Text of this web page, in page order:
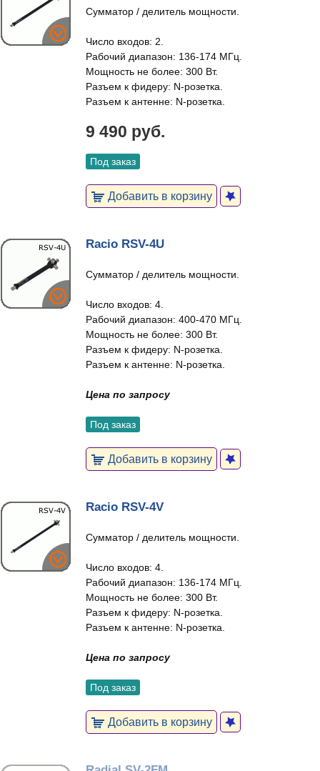
Сумматор / делитель мощности.
Число входов: 2.
Рабочий диапазон: 136-174 МГц.
Мощность не более: 300 Вт.
Разъем к фидеру: N-розетка.
Разъем к антенне: N-розетка.
9 490 руб.
Под заказ
Добавить в корзину
Racio RSV-4U
Сумматор / делитель мощности.
Число входов: 4.
Рабочий диапазон: 400-470 МГц.
Мощность не более: 300 Вт.
Разъем к фидеру: N-розетка.
Разъем к антенне: N-розетка.
Цена по запросу
Под заказ
Добавить в корзину
Racio RSV-4V
Сумматор / делитель мощности.
Число входов: 4.
Рабочий диапазон: 136-174 МГц.
Мощность не более: 300 Вт.
Разъем к фидеру: N-розетка.
Разъем к антенне: N-розетка.
Цена по запросу
Под заказ
Добавить в корзину